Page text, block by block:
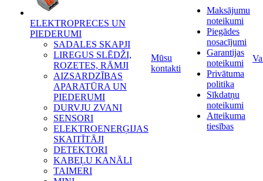
ELEKTROPRECES UN
PIEDERUMI
SADALES SKAPJI
LIREGUS SLĒDŽI,
ROZETES, RĀMJI
AIZSARDZĪBAS
APARATŪRA UN
PIEDERUMI
DURVJU ZVANI
SENSORI
ELEKTROENERĢIJAS
SKAITĪTĀJI
DETEKTORI
KABEĻU KANĀLI
TAIMERI
Mūsu
kontakti
Maksājumu
noteikumi
Piegādes
nosacījumi
Garantijas
noteikumi
Privātuma
politika
Sīkdatņu
noteikumi
Atteikuma
tiesības